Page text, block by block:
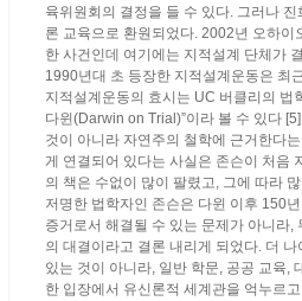
육위원회의 결정을 들 수 있다. 그러나
론 교육으로 환원되었다. 2002년 오하
한 사건인데 여기에는 지적설계 단체가
1990년대 초 등장한 지적설계운동은 최
지적설계운동의 효시는 UC 버클리의 법
다윈(Darwin on Trial)”이라 볼 수 있다
것이 아니라 자연주의 철학에 근거한다
게 연결되어 있다는 사실은 존슨이 처음
의 책은 수없이 많이 팔렸고, 그에 따라
저명한 법학자인 존슨은 다윈 이후 150
증거로서 해결될 수 있는 문제가 아니라
의 대결이라고 결론 내리게 되었다. 더
있는 것이 아니라, 일반 학문, 공공 교육,
한 입장에서 유신론적 세계관을 억누르